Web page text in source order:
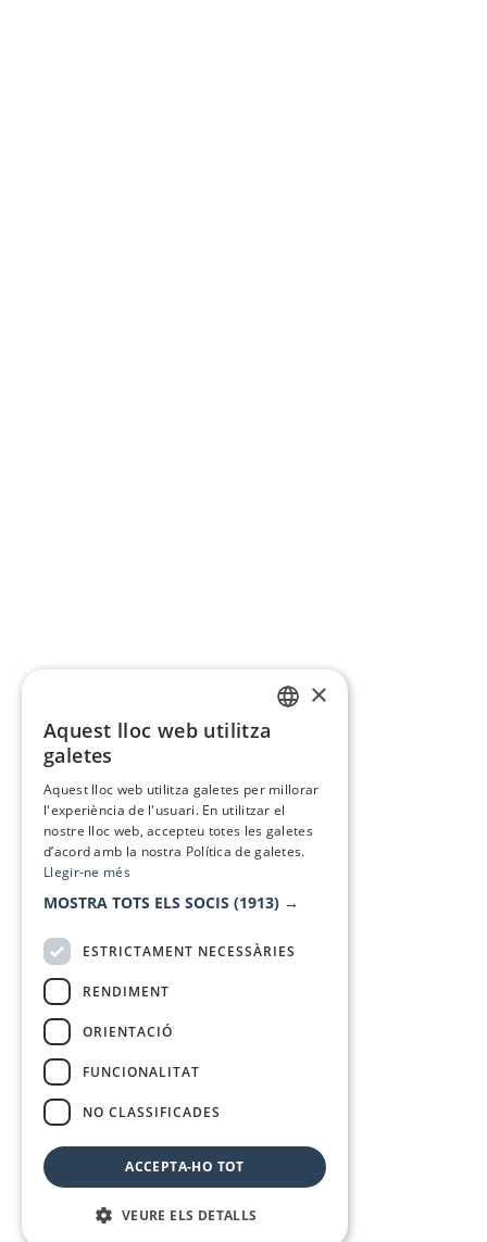
×
Aquest lloc web utilitza
galetes
Aquest lloc web utilitza galetes per millorar
l'experiència de l'usuari. En utilitzar el
nostre lloc web, accepteu totes les galetes
d’acord amb la nostra Política de galetes.
Llegir-ne més
MOSTRA TOTS ELS SOCIS (1913) →
ESTRICTAMENT NECESSÀRIES
RENDIMENT
ORIENTACIÓ
FUNCIONALITAT
NO CLASSIFICADES
ACCEPTA-HO TOT
VEURE ELS DETALLS